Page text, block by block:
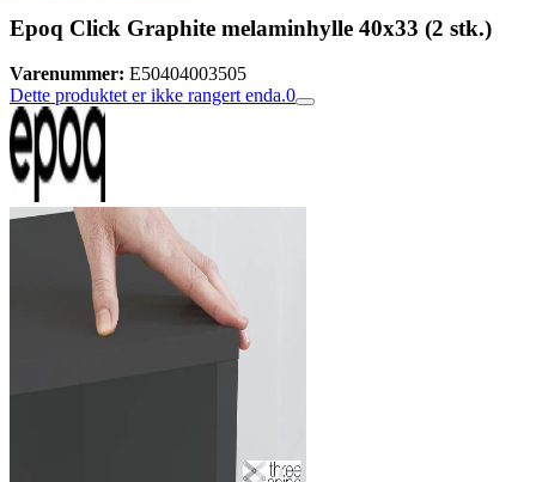
Epoq Click Graphite melaminhylle 40x33 (2 stk.)
Varenummer: E50404003505
Dette produktet er ikke rangert enda.0